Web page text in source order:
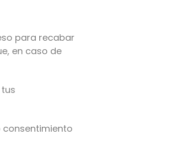
para recabar
en caso de
consentimiento